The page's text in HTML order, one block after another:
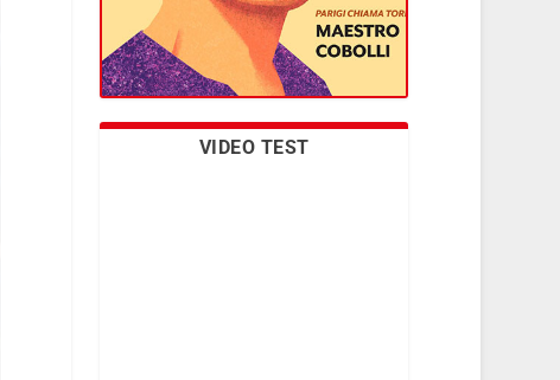
VIDEO TEST